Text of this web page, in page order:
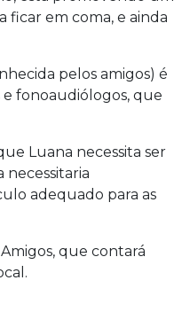
ficar em coma, e ainda
pelos amigos) é
fonoaudiólogos, que
Luana necessita ser
necessitaria
adequado para as
que contará